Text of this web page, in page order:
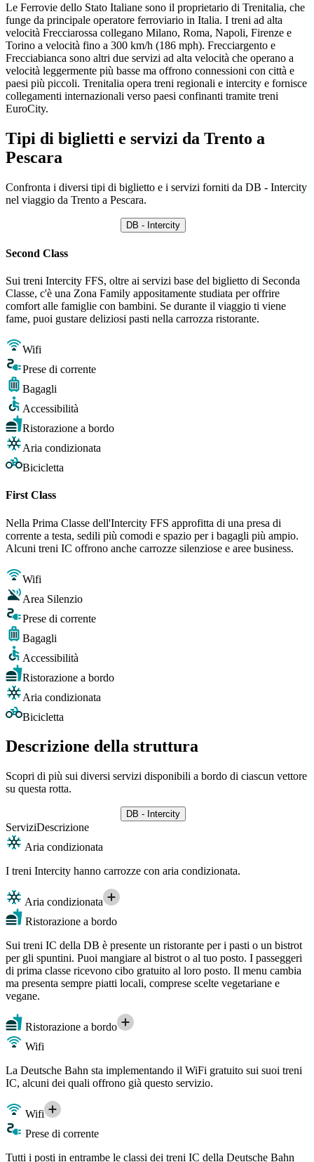
Le Ferrovie dello Stato Italiane sono il proprietario di Trenitalia, che
funge da principale operatore ferroviario in Italia. I treni ad alta
velocità Frecciarossa collegano Milano, Roma, Napoli, Firenze e
Torino a velocità fino a 300 km/h (186 mph). Frecciargento e
Frecciabianca sono altri due servizi ad alta velocità che operano a
velocità leggermente più basse ma offrono connessioni con città e
paesi più piccoli. Trenitalia opera treni regionali e intercity e fornisce
collegamenti internazionali verso paesi confinanti tramite treni
EuroCity.
Tipi di biglietti e servizi da Trento a
Pescara
Confronta i diversi tipi di biglietto e i servizi forniti da DB - Intercity
nel viaggio da Trento a Pescara.
DB - Intercity
Second Class
Sui treni Intercity FFS, oltre ai servizi base del biglietto di Seconda
Classe, c'è una Zona Family appositamente studiata per offrire
comfort alle famiglie con bambini. Se durante il viaggio ti viene
fame, puoi gustare deliziosi pasti nella carrozza ristorante.
Wifi
Prese di corrente
Bagagli
Accessibilità
Ristorazione a bordo
Aria condizionata
Bicicletta
First Class
Nella Prima Classe dell'Intercity FFS approfitta di una presa di
corrente a testa, sedili più comodi e spazio per i bagagli più ampio.
Alcuni treni IC offrono anche carrozze silenziose e aree business.
Wifi
Area Silenzio
Prese di corrente
Bagagli
Accessibilità
Ristorazione a bordo
Aria condizionata
Bicicletta
Descrizione della struttura
Scopri di più sui diversi servizi disponibili a bordo di ciascun vettore
su questa rotta.
DB - Intercity
ServiziDescrizione
Aria condizionata
I treni Intercity hanno carrozze con aria condizionata.
Aria condizionata
Ristorazione a bordo
Sui treni IC della DB è presente un ristorante per i pasti o un bistrot
per gli spuntini. Puoi mangiare al bistrot o al tuo posto. I passeggeri
di prima classe ricevono cibo gratuito al loro posto. Il menu cambia
ma presenta sempre piatti locali, comprese scelte vegetariane e
vegane.
Ristorazione a bordo
Wifi
La Deutsche Bahn sta implementando il WiFi gratuito sui suoi treni
IC, alcuni dei quali offrono già questo servizio.
Wifi
Prese di corrente
Tutti i posti in entrambe le classi dei treni IC della Deutsche Bahn